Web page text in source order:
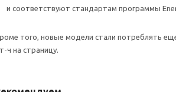
и соответствуют стандартам программы
того, новые модели стали потреблять
ч на страницу.